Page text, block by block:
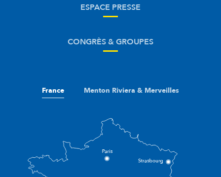
ESPACE PRESSE
CONGRÈS & GROUPES
France Menton Riviera & Merveilles